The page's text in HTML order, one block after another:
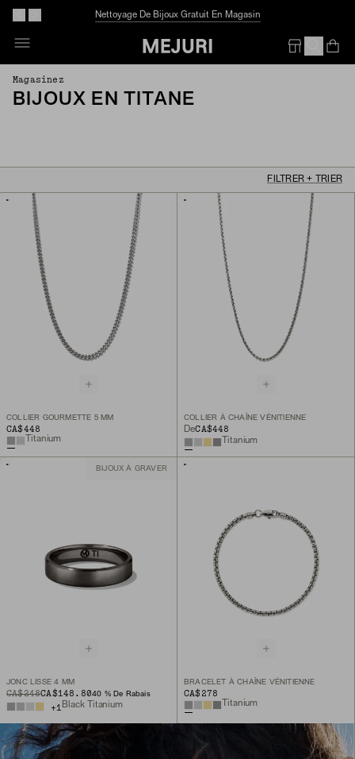
Nettoyage De Bijoux Gratuit En Magasin
Magasinez
BIJOUX EN TITANE
FILTRER + TRIER
COLLIER GOURMETTE 5 MM
CA$448
Titanium
COLLIER À CHAÎNE VÉNITIENNE
DeCA$448
Titanium
BIJOUX À GRAVER
JONC LISSE 4 MM
ORIGINAL PRICE
CA$248
SALE PRICECA$148.8040 % De Rabais
+1 Black Titanium
BRACELET À CHAÎNE VÉNITIENNE
CA$278
Titanium